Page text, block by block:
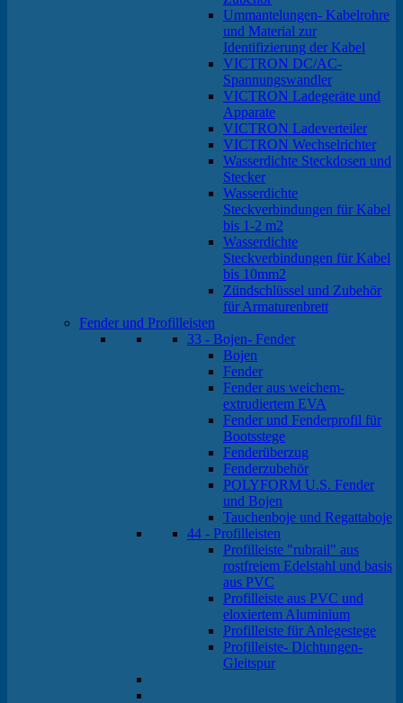
Ummantelungen- Kabelrohre
und Material zur
Identifizierung der Kabel
VICTRON DC/AC-
Spannungswandler
VICTRON Ladegeräte und
Apparate
VICTRON Ladeverteiler
VICTRON Wechselrichter
Wasserdichte Steckdosen und
Stecker
Wasserdichte
Steckverbindungen für Kabel
bis 1-2 m2
Wasserdichte
Steckverbindungen für Kabel
bis 10mm2
Zündschlüssel und Zubehör
für Armaturenbrett
Fender und Profilleisten
33 - Bojen- Fender
Bojen
Fender
Fender aus weichem-
extrudiertem EVA
Fender und Fenderprofil für
Bootsstege
Fenderüberzug
Fenderzubehör
POLYFORM U.S. Fender
und Bojen
Tauchenboje und Regattaboje
44 - Profilleisten
Profilleiste "rubrail" aus
rostfreiem Edelstahl und basis
aus PVC
Profilleiste aus PVC und
eloxiertem Aluminium
Profilleiste für Anlegestege
Profilleiste- Dichtungen-
Gleitspur